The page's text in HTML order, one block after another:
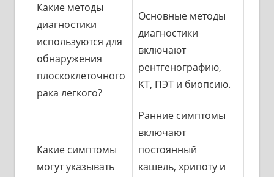
Какие методы
диагностики
используются для
обнаружения
плоскоклеточного
рака легкого?
Основные методы
диагностики
включают
рентгенографию,
КТ, ПЭТ и биопсию.
Какие симптомы
могут указывать
Ранние симптомы
включают
постоянный
кашель, хрипоту и